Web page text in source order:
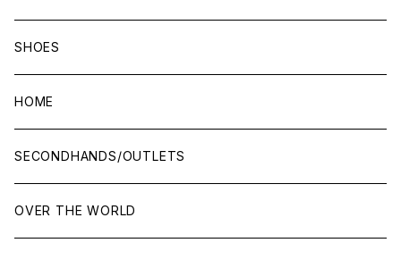
SHOES
HOME
SECONDHANDS/OUTLETS
OVER THE WORLD